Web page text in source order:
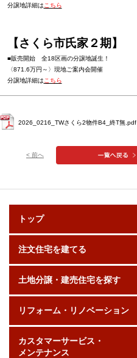
分譲地詳細は こちら
【さくら市氏家２期】
■販売開始 全18区画の分譲地誕生！
〈871.6万円～〉現地ご案内会開催
分譲地詳細は こちら
2026_0216_TWさくら2物件B4_終T無.pdf
< 前へ
トップ
注文住宅を建てる
土地分譲・建売住宅を探す
リフォーム・リノベーション
カスタマーサービス・
メンテナンス